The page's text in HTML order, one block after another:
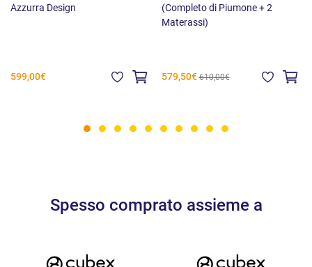
Azzurra Design
599,00€
(Completo di Piumone + 2
Materassi)
579,50€ 610,00€
Spesso comprato assieme a